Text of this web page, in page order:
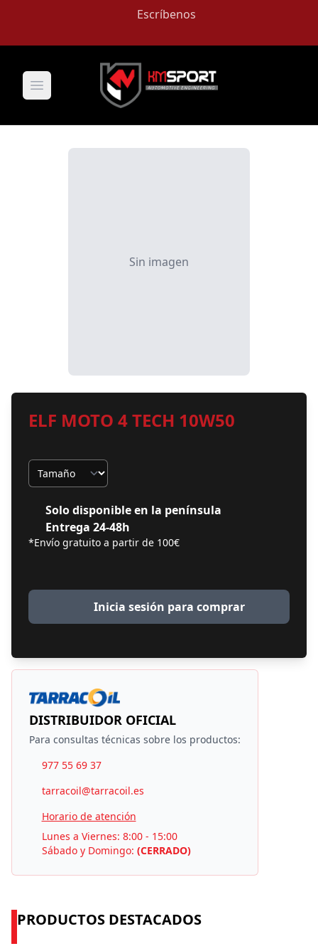
Escríbenos
Open main menu
Sin imagen
ELF MOTO 4 TECH 10W50
Tamaño
Solo disponible en la península
Entrega 24-48h
*Envío gratuito a partir de 100€
Inicia sesión para comprar
DISTRIBUIDOR OFICIAL
Para consultas técnicas sobre los productos:
977 55 69 37
tarracoil@tarracoil.es
Horario de atención
Lunes a Viernes: 8:00 - 15:00
Sábado y Domingo: (CERRADO)
PRODUCTOS DESTACADOS